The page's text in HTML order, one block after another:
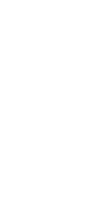
Álex Márquez tras ser